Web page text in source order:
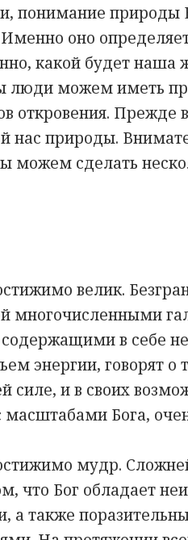
понимание природы
Именно оно
какой будет
люди можем иметь
откровения. Прежде
нас природы.
можем сделать
велик.
многочисленными
в себе
энергии, говорят о
силе, и в своих
масштабами Бога,
мудр.
что Бог обладает
а также